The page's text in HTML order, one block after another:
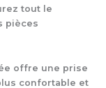
tout le
pièces
offre une prise
confortable et